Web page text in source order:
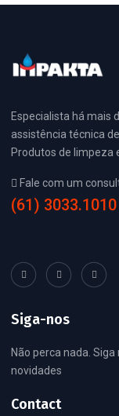
Especialista há mais
assistência técnica
Produtos de limpeza
Fale com um
(61) 3033.1010
Siga-nos
Não perca nada.
novidades
Contact